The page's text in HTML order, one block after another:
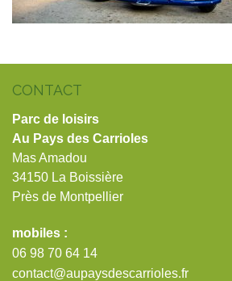
CONTACT
Parc de loisirs
Au Pays des Carrioles
Mas Amadou
34150 La Boissière
Près de Montpellier
mobiles :
06 98 70 64 14
contact@aupaysdescarrioles.fr